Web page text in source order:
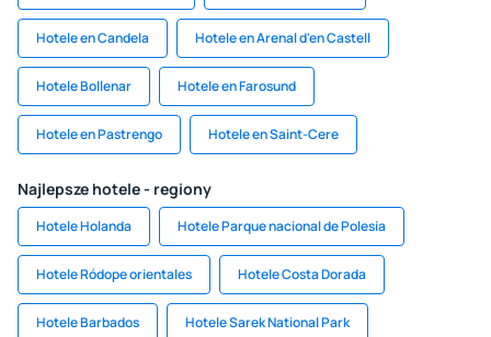
Hotele en Candela Hotele en Arenal d'en Castell
Hotele Bollenar Hotele en Farosund
Hotele en Pastrengo Hotele en Saint-Cere
Najlepsze hotele - regiony
Hotele Holanda Hotele Parque nacional de Polesia
Hotele Ródope orientales Hotele Costa Dorada
Hotele Barbados Hotele Sarek National Park